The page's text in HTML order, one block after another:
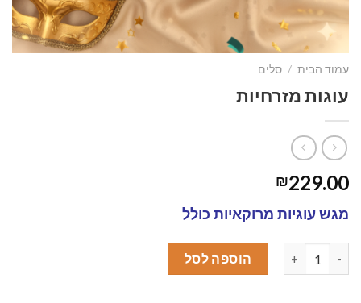
עמוד הבית / סלים
עוגות מזרחיות
₪229.00
מגש עוגיות מרוקאיות כולל
הוספה לסל